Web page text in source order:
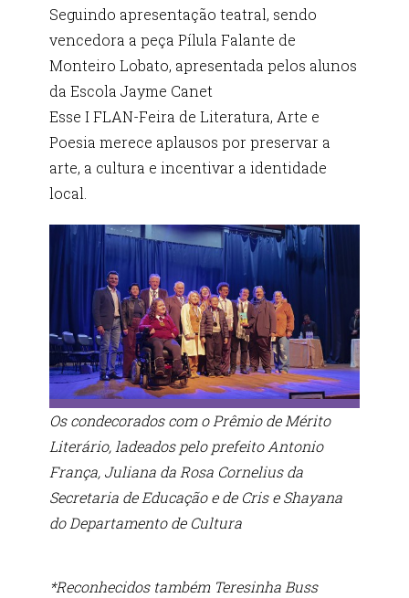
Seguindo apresentação teatral, sendo
vencedora a peça Pílula Falante de
Monteiro Lobato, apresentada pelos alunos
da Escola Jayme Canet
Esse I FLAN-Feira de Literatura, Arte e
Poesia merece aplausos por preservar a
arte, a cultura e incentivar a identidade
local.
Os condecorados com o Prêmio de Mérito
Literário, ladeados pelo prefeito Antonio
França, Juliana da Rosa Cornelius da
Secretaria de Educação e de Cris e Shayana
do Departamento de Cultura
*Reconhecidos também Teresinha Buss